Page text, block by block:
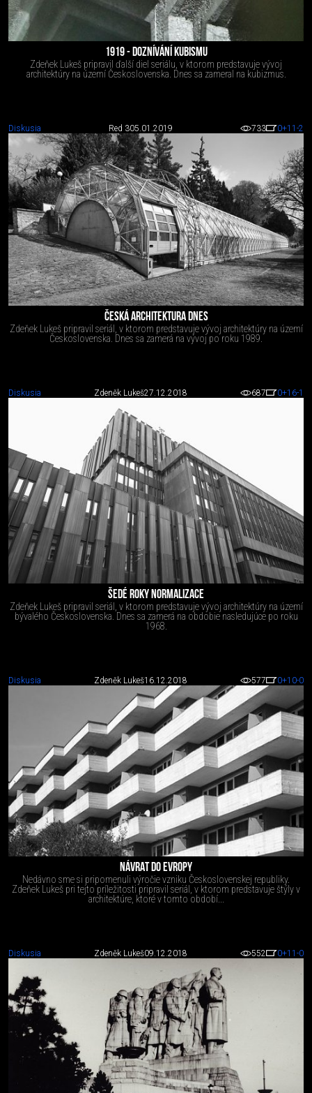
1919 - DOZNÍVÁNÍ KUBISMU
Zdeňek Lukeš pripravil ďalší diel seriálu, v ktorom predstavuje vývoj
architektúry na území Československa. Dnes sa zameral na kubizmus.
Diskusia Red 305.01.2019 733 0+11 -2
ČESKÁ ARCHITEKTURA DNES
Zdeňek Lukeš pripravil seriál, v ktorom predstavuje vývoj architektúry na území
Československa. Dnes sa zamerá na vývoj po roku 1989.
Diskusia Zdeněk Lukeš27.12.2018 687 0+16-1
ŠEDÉ ROKY NORMALIZACE
Zdeňek Lukeš pripravil seriál, v ktorom predstavuje vývoj architektúry na území
bývalého Československa. Dnes sa zamerá na obdobie nasledujúce po roku
1968.
Diskusia Zdeněk Lukeš16.12.2018 577 0+10-0
NÁVRAT DO EVROPY
Nedávno sme si pripomenuli výročie vzniku Československej republiky.
Zdeňek Lukeš pri tejto príležitosti pripravil seriál, v ktorom predstavuje štýly v
architektúre, ktoré v tomto období...
Diskusia Zdeněk Lukeš09.12.2018 552 0+11 -0